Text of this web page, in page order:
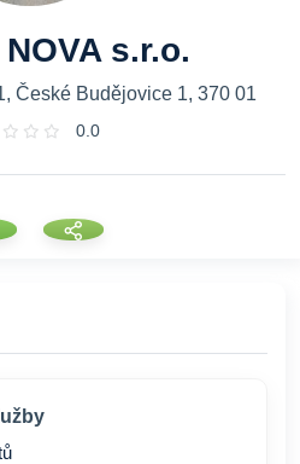
s.r.o.
České Budějovice 1, 370 01
0.0